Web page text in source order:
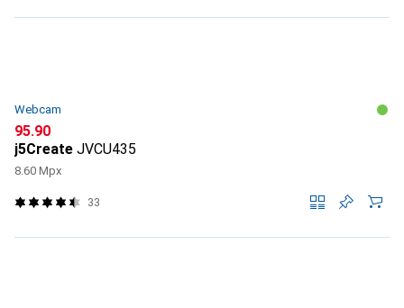
Webcam
CHF
95.90
j5Create JVCU435
8.60 Mpx
33